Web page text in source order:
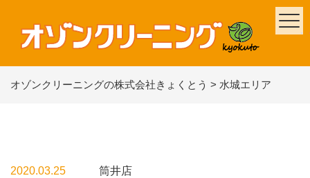
オゾンクリーニングの株式会社きょくとう > 水城エリア
2020.03.25 筒井店